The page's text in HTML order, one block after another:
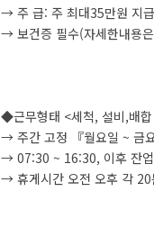
→ 주 급: 주 최대35만원 지
→ 보건증 필수(자세한내용
◆근무형태 <세척, 설비,배
→ 주간 고정 『월요일 ~ 금요
→ 07:30 ~ 16:30, 이후 잔
→ 휴게시간 오전 오후 각 20